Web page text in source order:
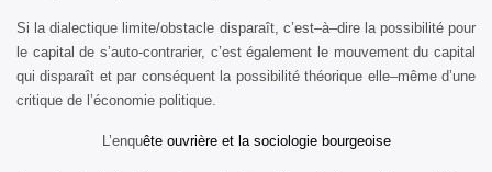
Si la dialectique limite/obstacle disparaît, c’est–à–dire la possibilité pour
le capital de s’auto-contrarier, c’est également le mouvement du capital
qui disparaît et par conséquent la possibilité théorique elle–même d’une
critique de l’économie politique.
L’enquête ouvrière et la sociologie bourgeoise